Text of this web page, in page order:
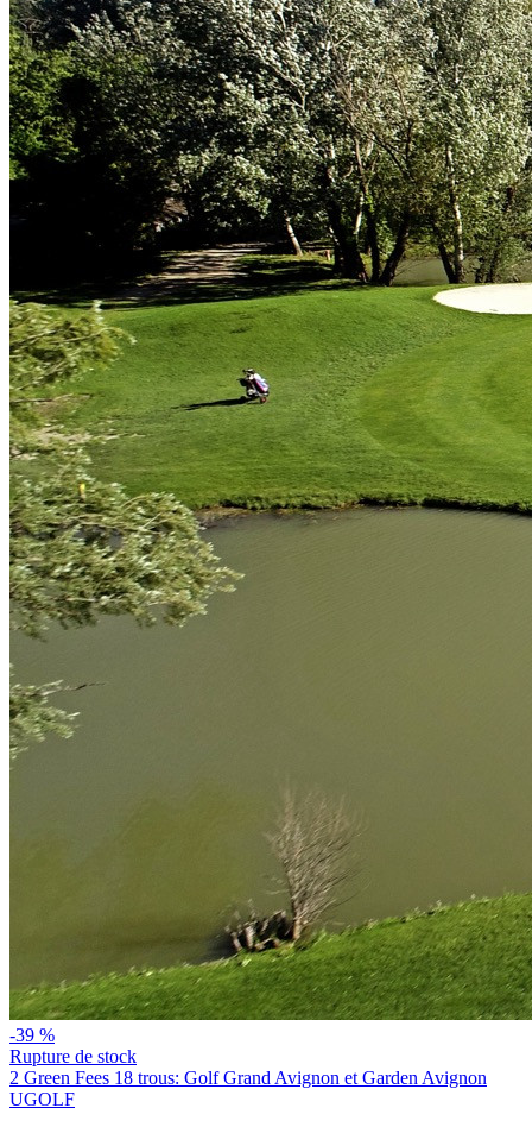
-39 %
Rupture de stock
2 Green Fees 18 trous: Golf Grand Avignon et Garden Avignon
UGOLF